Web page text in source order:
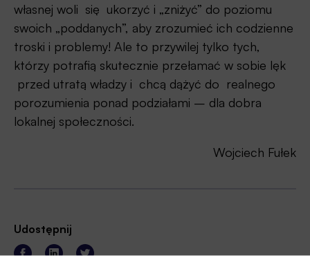
własnej woli się ukorzyć i „zniżyć” do poziomu
swoich „poddanych”, aby zrozumieć ich codzienne
troski i problemy! Ale to przywilej tylko tych,
którzy potrafią skutecznie przełamać w sobie lęk
przed utratą władzy i chcą dążyć do realnego
porozumienia ponad podziałami – dla dobra
lokalnej społeczności.
Wojciech Fułek
Udostępnij